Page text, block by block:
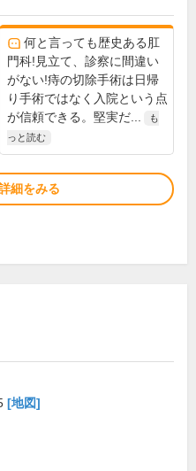
何と言っても歴史ある肛
門科!見立て、診察に間違い
がない!痔の切除手術は日帰
り手術ではなく入院という点
が信頼できる。堅実だ...
も
っと読む
細をみる
[地図]